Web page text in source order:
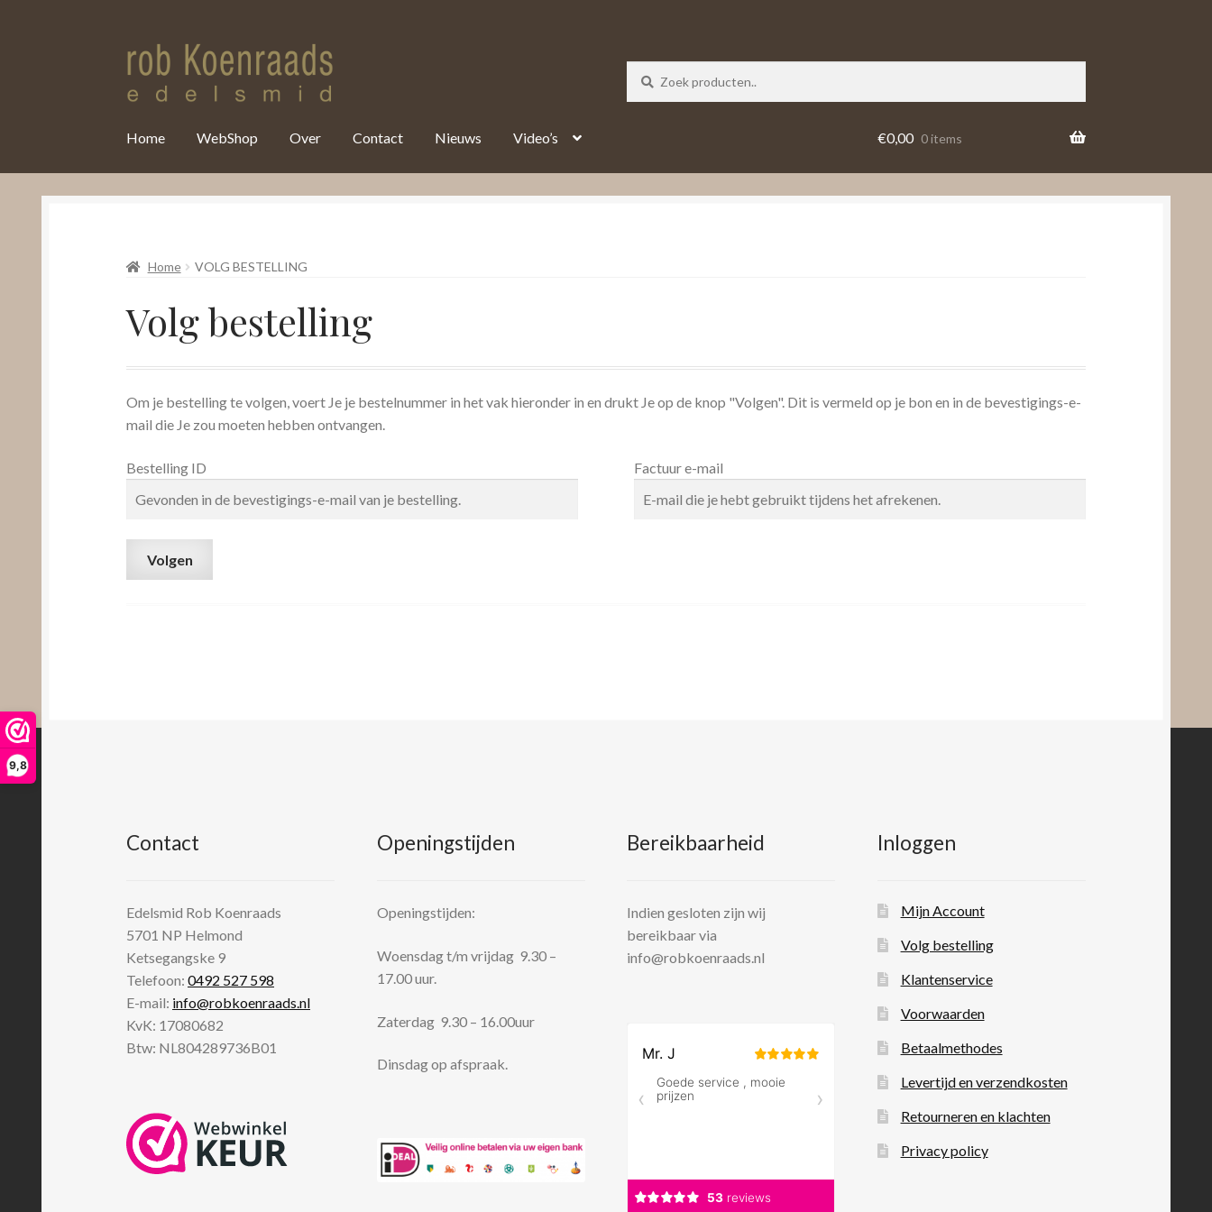
9,8
Home WebShop Over Contact Nieuws Video’s €0,00 0 items
Home VOLG BESTELLING
Volg bestelling
Om je bestelling te volgen, voert Je je bestelnummer in het vak hieronder in en drukt Je op de knop "Volgen". Dit is vermeld op je bon en in de bevestigings-e-
mail die Je zou moeten hebben ontvangen.
Bestelling ID Factuur e-mail
Volgen
Contact
Edelsmid Rob Koenraads
5701 NP Helmond
Ketsegangske 9
Telefoon:0492 527 598
E-mail: info@robkoenraads.nl
KvK: 17080682
Btw: NL804289736B01
Openingstijden
Openingstijden:
Woensdag t/m vrijdag 9.30 –
17.00 uur.
Zaterdag 9.30 – 16.00uur
Dinsdag op afspraak.
Bereikbaarheid
Indien gesloten zijn wij
bereikbaar via
info@robkoenraads.nl
Inloggen
Mijn Account
Volg bestelling
Klantenservice
Voorwaarden
Betaalmethodes
Levertijd en verzendkosten
Retourneren en klachten
Privacy policy